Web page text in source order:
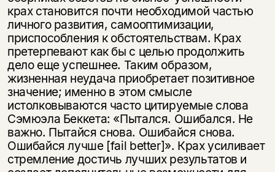
крах становится почти необходимой частью
личного развития, самооптимизации,
приспособления к обстоятельствам. Крах
претерпевают как бы с целью продолжить
дело еще успешнее. Таким образом,
жизненная неудача приобретает позитивное
значение; именно в этом смысле
истолковываются часто цитируемые слова
Сэмюэла Беккета: «Пытался. Ошибался. Не
важно. Пытайся снова. Ошибайся снова.
Ошибайся лучше [fail better]». Крах усиливает
стремление достичь лучших результатов и